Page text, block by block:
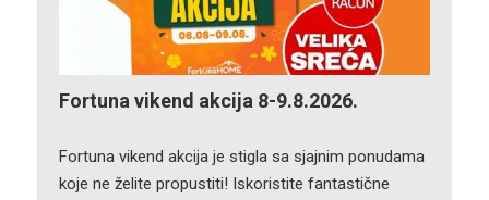
Fortuna vikend akcija 8-9.8.2026.
Fortuna vikend akcija je stigla sa sjajnim ponudama
koje ne želite propustiti! Iskoristite fantastične